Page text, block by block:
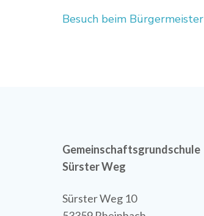
Beitragsnavigation
Besuch beim Bürgermeister
Gemeinschaftsgrundschule
Sürster Weg
Sürster Weg 10